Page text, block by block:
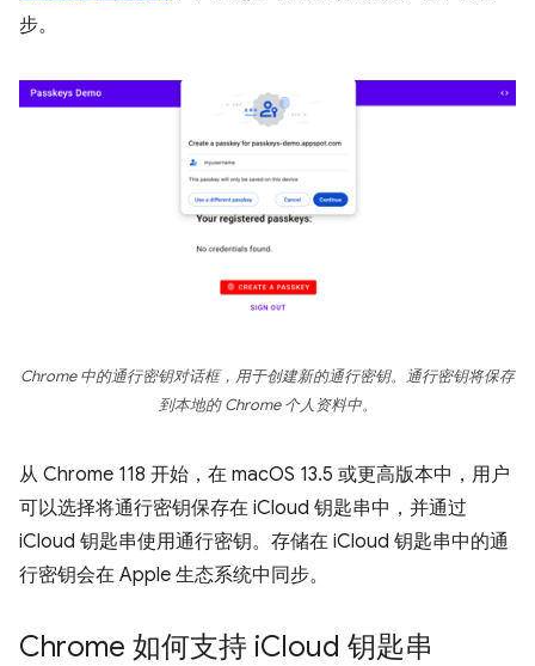
步。
Chrome 中的通行密钥对话框，用于创建新的通行密钥。通行密钥将保存
到本地的 Chrome 个人资料中。
从 Chrome 118 开始，在 macOS 13.5 或更高版本中，用户
可以选择将通行密钥保存在 iCloud 钥匙串中，并通过
iCloud 钥匙串使用通行密钥。存储在 iCloud 钥匙串中的通
行密钥会在 Apple 生态系统中同步。
Chrome 如何支持 iCloud 钥匙串